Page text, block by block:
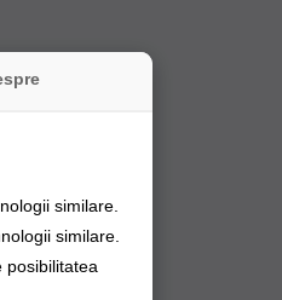
similare.
similare.
posibilitatea